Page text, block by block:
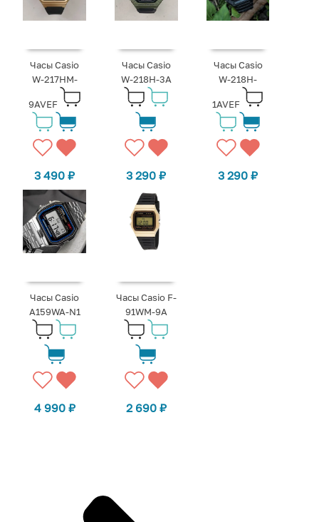
Часы Casio
W-217HM-
9AVEF
3 490₽
Часы Casio
W-218H-3A
3 290₽
Часы Casio
W-218H-
1AVEF
3 290₽
Часы Casio
A159WA-N1
4 990 ₽
Часы Casio F-
91WM-9A
2 690 ₽